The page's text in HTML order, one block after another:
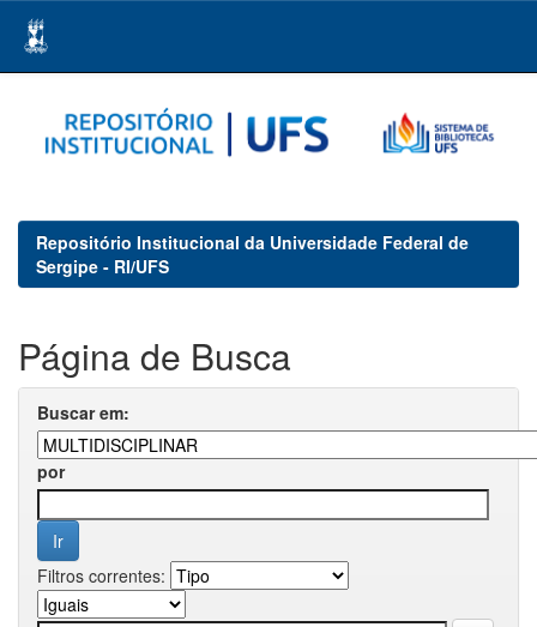
navigation
Repositório Institucional da Universidade Federal de
Sergipe - RI/UFS
Página de Busca
Buscar em:
por
Filtros correntes: